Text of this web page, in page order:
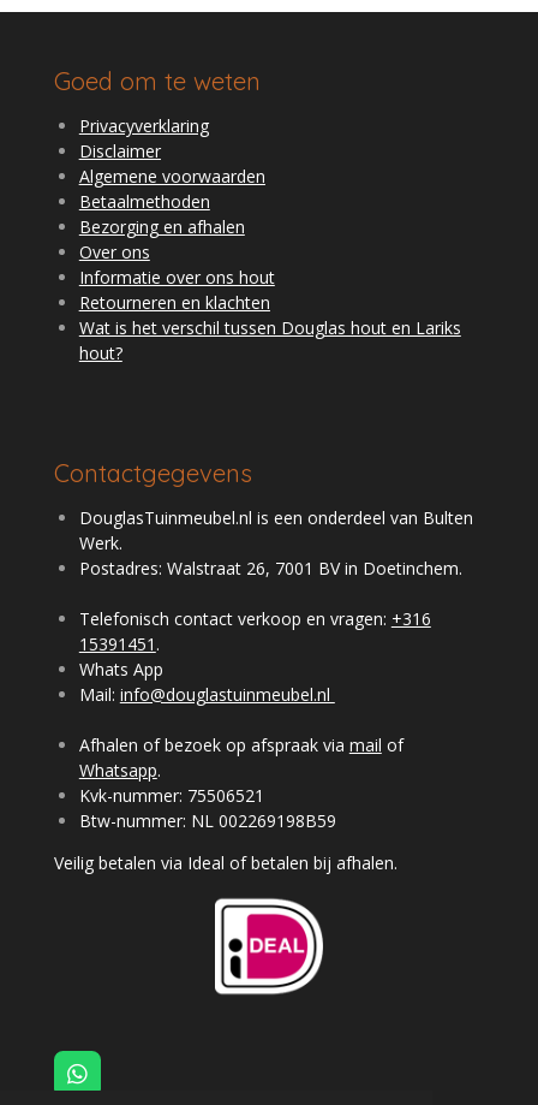
Goed om te weten
Privacyverklaring
Disclaimer
Algemene voorwaarden
Betaalmethoden
Bezorging en afhalen
Over ons
Informatie over ons hout
Retourneren en klachten
Wat is het verschil tussen Douglas hout en Lariks
hout?
Contactgegevens
DouglasTuinmeubel.nl is een onderdeel van Bulten
Werk.
Postadres: Walstraat 26, 7001 BV in Doetinchem.
Telefonisch contact verkoop en vragen: +316
15391451 .
Whats App
Mail: info@douglastuinmeubel.nl
Afhalen of bezoek op afspraak via mail of
Whatsapp.
Kvk-nummer: 75506521
Btw-nummer: NL 002269198B59
Veilig betalen via Ideal of betalen bij afhalen.
W